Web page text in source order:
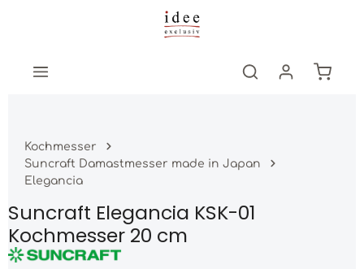
Zum Hauptinhalt springen
Kochmesser
Suncraft Damastmesser made in Japan
Elegancia
Suncraft Elegancia KSK-01
Kochmesser 20 cm